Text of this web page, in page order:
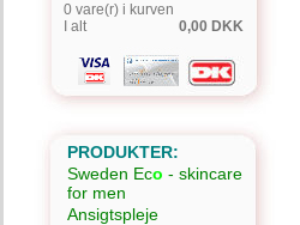
0 vare(r) i kurven
I alt
0,00 DKK
PRODUKTER:
Sweden Eco - skincare
for men
Ansigtspleje